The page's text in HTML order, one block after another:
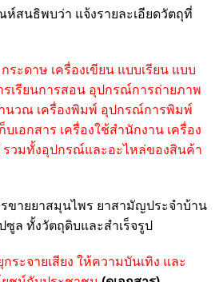
สนธิพบว่า แจ้งรายละเอียดวัตถุที่
ระดาษ เครื่องเขียน แบบเรียน แบบ
เรียนการสอน อุปกรณ์การถ่ายภาพ
นวณ เครื่องพิมพ์ อุปกรณ์การพิมพ์
เอกสาร เครื่องใช้สำนักงาน เครื่อง
รวมทั้งอุปกรณ์และอะไหล่ของสินค้า
ขายยาสมุนไพร ยาสามัญประจำบ้าน
ล ทั้งวัตถุดิบและสำเร็จรูป
ระจายเสียง ให้ความบันเทิง และ